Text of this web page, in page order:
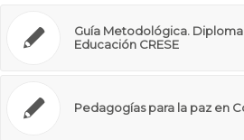
Guía Metodológica.
Educación CRESE
Pedagogías para la paz en